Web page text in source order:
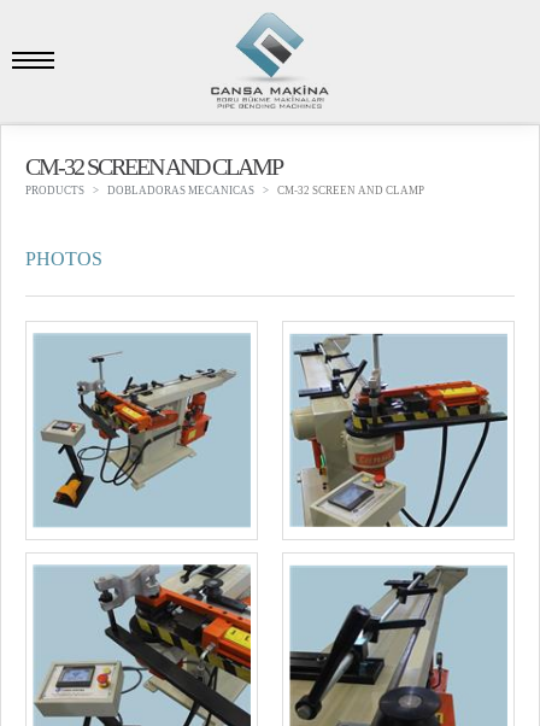
CM-32 SCREEN AND CLAMP
PRODUCTS DOBLADORAS MECANICAS CM-32 SCREEN AND CLAMP
PHOTOS